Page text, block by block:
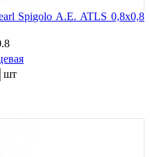
Spigolo A.E. ATLS 0,8x0,8
шт